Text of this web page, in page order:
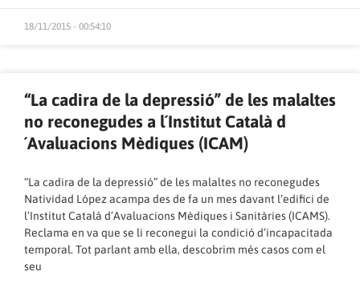
18/11/2015 - 00:54:10
“La cadira de la depressió” de les malaltes
no reconegudes a l´Institut Català d
´Avaluacions Mèdiques (ICAM)
“La cadira de la depressió” de les malaltes no reconegudes
Natividad López acampa des de fa un mes davant l’edifici de
l’Institut Català d’Avaluacions Mèdiques i Sanitàries (ICAMS).
Reclama en va que se li reconegui la condició d’incapacitada
temporal. Tot parlant amb ella, descobrim més casos com el
seu